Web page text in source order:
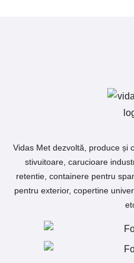
Vidas Met dezvoltă, produce și
stivuitoare, carucioare
retentie, containere pentru
pentru exterior, copertine